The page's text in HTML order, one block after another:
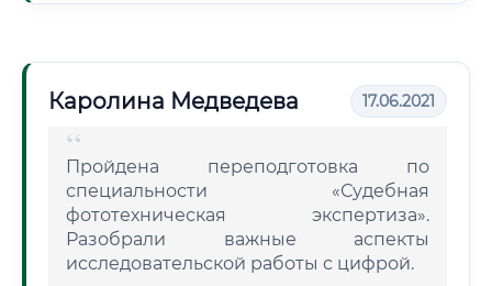
Каролина Медведева 17.06.2021
Пройдена переподготовка по
специальности «Судебная
фототехническая экспертиза».
Разобрали важные аспекты
исследовательской работы с цифрой.